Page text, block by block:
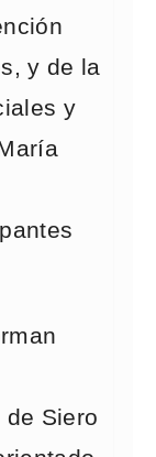
y de la
y
Siero